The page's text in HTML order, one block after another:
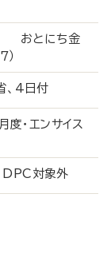
おとにち金
）
4日付
・エンサイス
、DPC対象外